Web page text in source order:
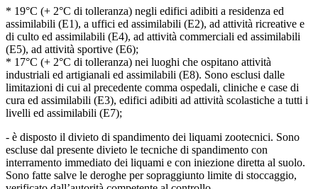
* 19°C (+ 2°C di tolleranza) negli edifici adibiti a residenza ed
assimilabili (E1), a uffici ed assimilabili (E2), ad attività ricreative e
di culto ed assimilabili (E4), ad attività commerciali ed assimilabili
(E5), ad attività sportive (E6);
* 17°C (+ 2°C di tolleranza) nei luoghi che ospitano attività
industriali ed artigianali ed assimilabili (E8). Sono esclusi dalle
limitazioni di cui al precedente comma ospedali, cliniche e case di
cura ed assimilabili (E3), edifici adibiti ad attività scolastiche a tutti i
livelli ed assimilabili (E7);
- è disposto il divieto di spandimento dei liquami zootecnici. Sono
escluse dal presente divieto le tecniche di spandimento con
interramento immediato dei liquami e con iniezione diretta al suolo.
Sono fatte salve le deroghe per sopraggiunto limite di stoccaggio,